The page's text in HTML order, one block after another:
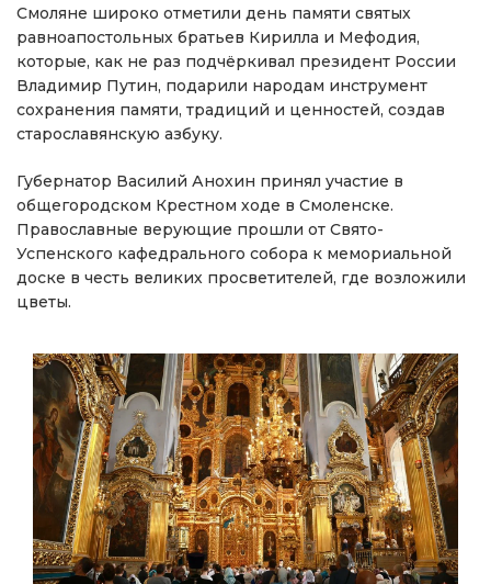
Смоляне широко отметили день памяти святых
равноапостольных братьев Кирилла и Мефодия,
которые, как не раз подчёркивал президент России
Владимир Путин, подарили народам инструмент
сохранения памяти, традиций и ценностей, создав
старославянскую азбуку.
Губернатор Василий Анохин принял участие в
общегородском Крестном ходе в Смоленске.
Православные верующие прошли от Свято-
Успенского кафедрального собора к мемориальной
доске в честь великих просветителей, где возложили
цветы.